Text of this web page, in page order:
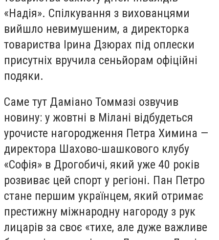
«Надія». Спілкування з вихованцями
вийшло невимушеним, а директорка
товариства Ірина Дзюрах під оплески
присутніх вручила сеньйорам офіційні
подяки.
Саме тут Даміано Томмазі озвучив
новину: у жовтні в Мілані відбудеться
урочисте нагородження Петра Химина —
директора Шахово-шашкового клубу
«Софія» в Дрогобичі, який уже 40 років
розвиває цей спорт у регіоні. Пан Петро
стане першим українцем, який отримає
престижну міжнародну нагороду з рук
лицарів за своє «тихе, але дуже важливе